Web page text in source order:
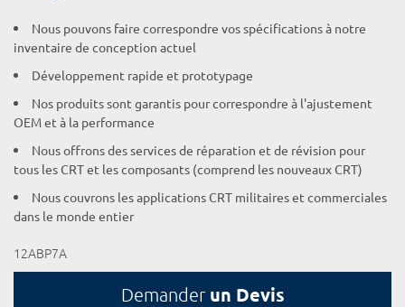
Nous pouvons faire correspondre vos spécifications à notre
inventaire de conception actuel
Développement rapide et prototypage
Nos produits sont garantis pour correspondre à l'ajustement
OEM et à la performance
Nous offrons des services de réparation et de révision pour
tous les CRT et les composants (comprend les nouveaux CRT)
Nous couvrons les applications CRT militaires et commerciales
dans le monde entier
12ABP7A
Demander un Devis